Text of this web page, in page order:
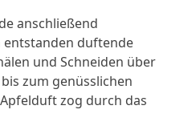
anschließend
entstanden duftende
und Schneiden über
zum genüsslichen
zog durch das